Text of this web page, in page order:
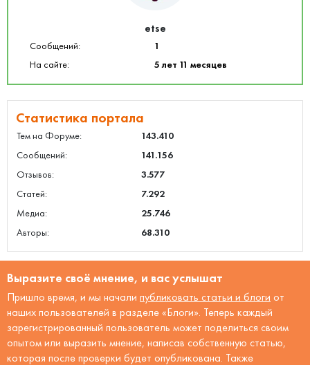
etse
Сообщений:
1
На сайте:
5 лет 11 месяцев
Статистика портала
Тем на Форуме:
143.410
Сообщений:
141.156
Отзывов:
3.577
Статей:
7.292
Медиа:
25.746
Авторы:
68.310
Выразите своё мнение, и вас услышат
Пришло время, и мы начали публиковать статьи и блоги от
наших пользователей в разделе «Блоги». Теперь каждый
зарегистрированный пользователь может поделиться своим
опытом или выразить мнение, написав собственную статью,
которая после проверки будет опубликована. Также